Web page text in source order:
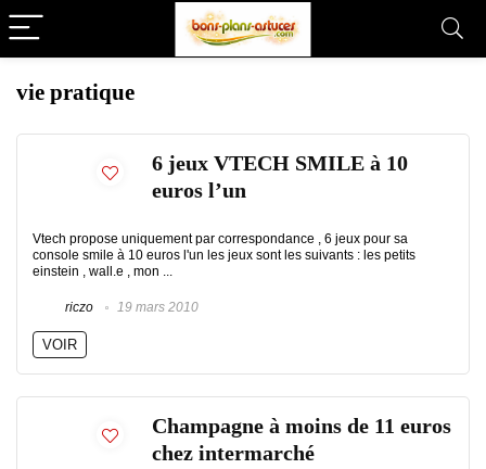
vie pratique
6 jeux VTECH SMILE à 10
euros l’un
Vtech propose uniquement par correspondance , 6 jeux pour sa
console smile à 10 euros l'un les jeux sont les suivants : les petits
einstein , wall.e , mon ...
riczo 19 mars 2010
VOIR
Champagne à moins de 11 euros
chez intermarché